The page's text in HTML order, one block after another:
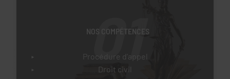
01
NOS COMPÉTENCES
Procédure d’appel
Droit civil